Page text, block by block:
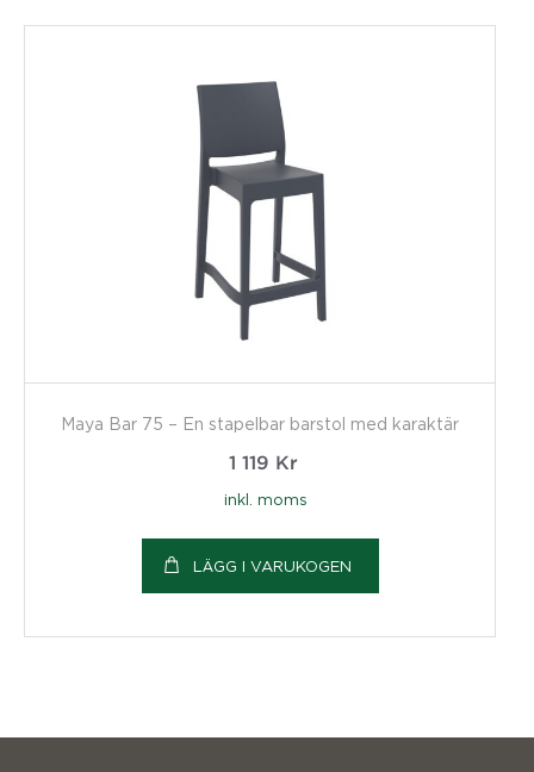
Maya Bar 75 – En stapelbar barstol med karaktär
1 119 Kr
inkl. moms
LÄGG I VARUKOGEN